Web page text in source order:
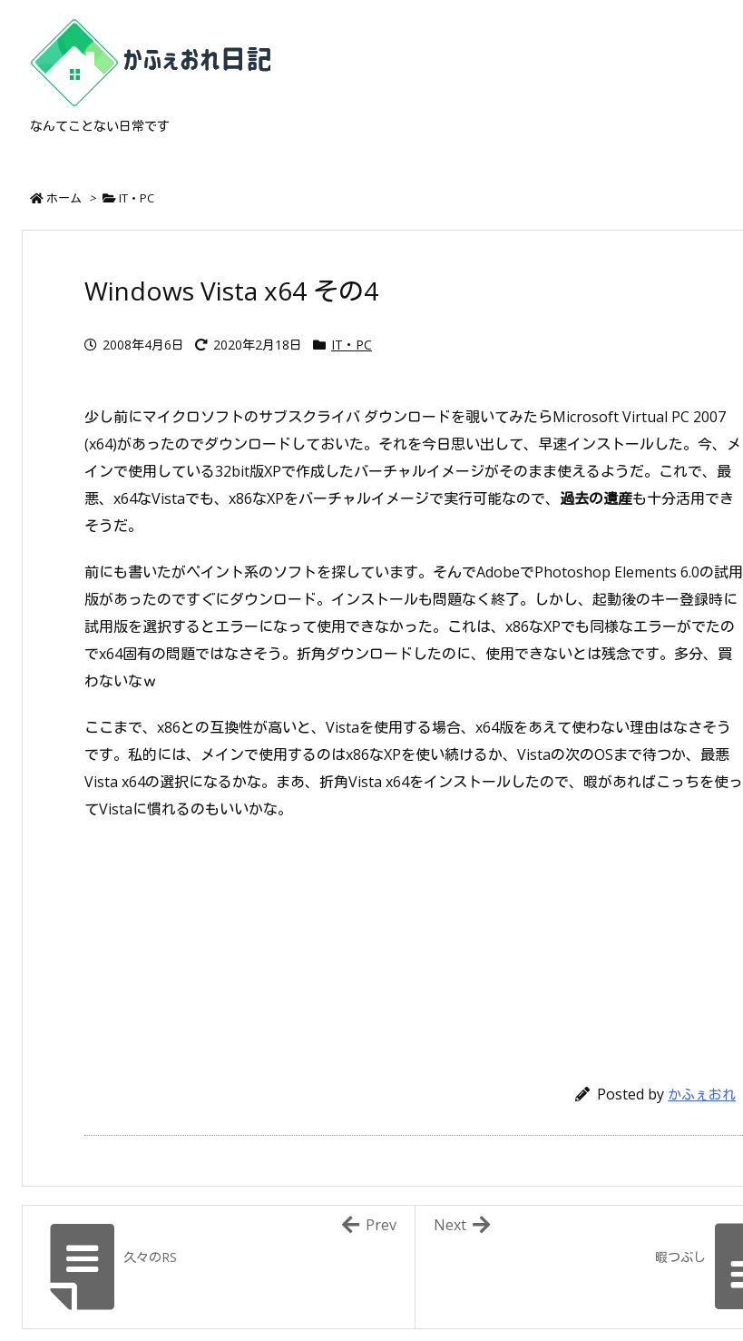
なんてことない日常です
ホーム > IT・PC
Windows Vista x64 その4
2008年4月6日 2020年2月18日 IT・PC
少し前にマイクロソフトのサブスクライバ ダウンロードを覗いてみたらMicrosoft Virtual PC 2007
(x64)があったのでダウンロードしておいた。それを今日思い出して、早速インストールした。今、メ
インで使用している32bit版XPで作成したバーチャルイメージがそのまま使えるようだ。これで、最
悪、x64なVistaでも、x86なXPをバーチャルイメージで実行可能なので、 過去の遺産も十分活用でき
そうだ。
前にも書いたがペイント系のソフトを探しています。そんでAdobeでPhotoshop Elements 6.0の試用
版があったのですぐにダウンロード。インストールも問題なく終了。しかし、起動後のキー登録時に
試用版を選択するとエラーになって使用できなかった。これは、x86なXPでも同様なエラーがでたの
でx64固有の問題ではなさそう。折角ダウンロードしたのに、使用できないとは残念です。多分、買
わないなｗ
ここまで、x86との互換性が高いと、Vistaを使用する場合、x64版をあえて使わない理由はなさそう
です。私的には、メインで使用するのはx86なXPを使い続けるか、Vistaの次のOSまで待つか、最悪
Vista x64の選択になるかな。まあ、折角Vista x64をインストールしたので、暇があればこっちを使っ
てVistaに慣れるのもいいかな。
Posted by かふぇおれ
暇つぶし
Next
久々のRS
Prev